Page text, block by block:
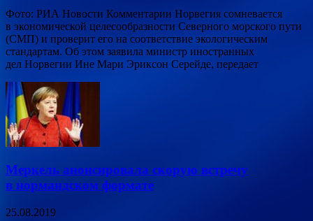
Фото: РИА Новости Комментарии Норвегия сомневается
в экономической целесообразности Северного морского пути
(СМП) и проверит его на соответствие экологическим
стандартам. Об этом заявила министр иностранных
дел Норвегии Ине Мари Эриксон Серейде, передает
Меркель анонсировала скорую встречу
в нормандском формате
25.08.2019